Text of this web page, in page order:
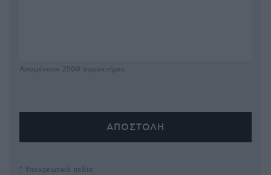
Απομένουν 2500 χαρακτήρες
* Υποχρεωτικά πεδία